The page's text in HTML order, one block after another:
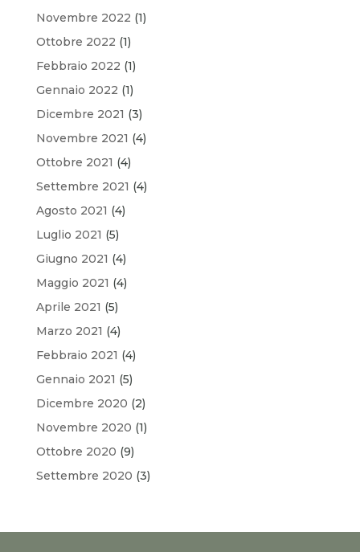
Novembre 2022 (1)
Ottobre 2022 (1)
Febbraio 2022 (1)
Gennaio 2022 (1)
Dicembre 2021 (3)
Novembre 2021 (4)
Ottobre 2021 (4)
Settembre 2021 (4)
Agosto 2021 (4)
Luglio 2021 (5)
Giugno 2021 (4)
Maggio 2021 (4)
Aprile 2021 (5)
Marzo 2021 (4)
Febbraio 2021 (4)
Gennaio 2021 (5)
Dicembre 2020 (2)
Novembre 2020 (1)
Ottobre 2020 (9)
Settembre 2020 (3)